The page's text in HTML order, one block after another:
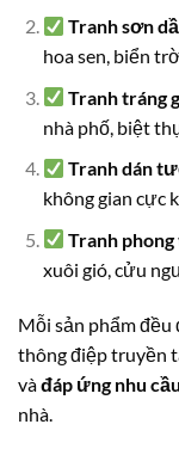
Tranh sơn
hoa sen, biển
Tranh tráng
nhà phố, biệt
Tranh dán
không gian cực
Tranh
xuôi gió, cửu
Mỗi sản phẩm đều
thông điệp truyền
vàđáp ứng nhu
nhà.